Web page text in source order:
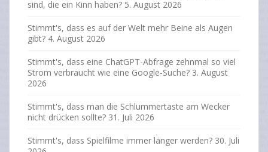
sind, die ein Kinn haben? 5. August 2026
Stimmt's, dass es auf der Welt mehr Beine als Augen
gibt? 4. August 2026
Stimmt's, dass eine ChatGPT-Abfrage zehnmal so viel
Strom verbraucht wie eine Google-Suche? 3. August
2026
Stimmt's, dass man die Schlummertaste am Wecker
nicht drücken sollte? 31. Juli 2026
Stimmt's, dass Spielfilme immer länger werden? 30. Juli